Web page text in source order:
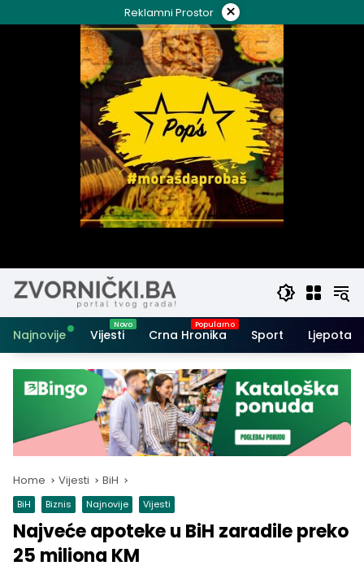
to
Reklamni Prostor ×
Najnovije Vijesti Crna Hronika Sport Ljepota i
Home Vijesti BiH
BiH Biznis Najnovije Vijesti
Najveće apoteke u BiH zaradile preko
25 miliona KM